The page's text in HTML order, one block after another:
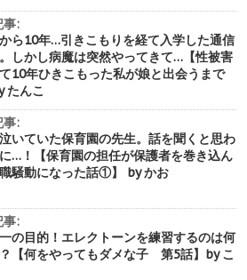
事:
ら10年…引きこもりを経て入学した通信
しかし病魔は突然やってきて…【性被害
10年ひきこもった私が娘と出会うまで
たんこ
事:
いていた保育園の先生。話を聞くと思わ
…！【保育園の担任が保護者を巻き込ん
騒動になった話①】 by かお
事:
の目的！エレクトーンを練習するのは何
【何をやってもダメな子 第5話】by こ